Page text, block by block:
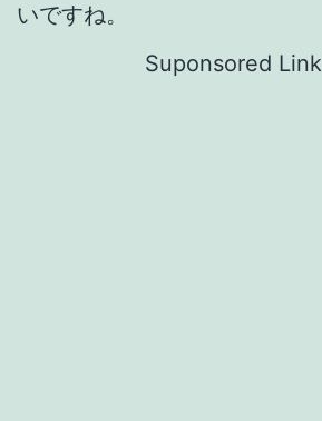
いですね。
Suponsored Link